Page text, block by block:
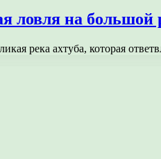
ловля на большой
река ахтуба, которая